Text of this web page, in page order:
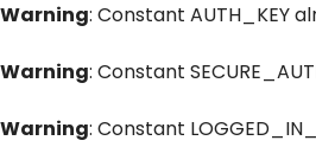
Warning: Constant AUTH_KEY
Warning: Constant
Warning: Constant